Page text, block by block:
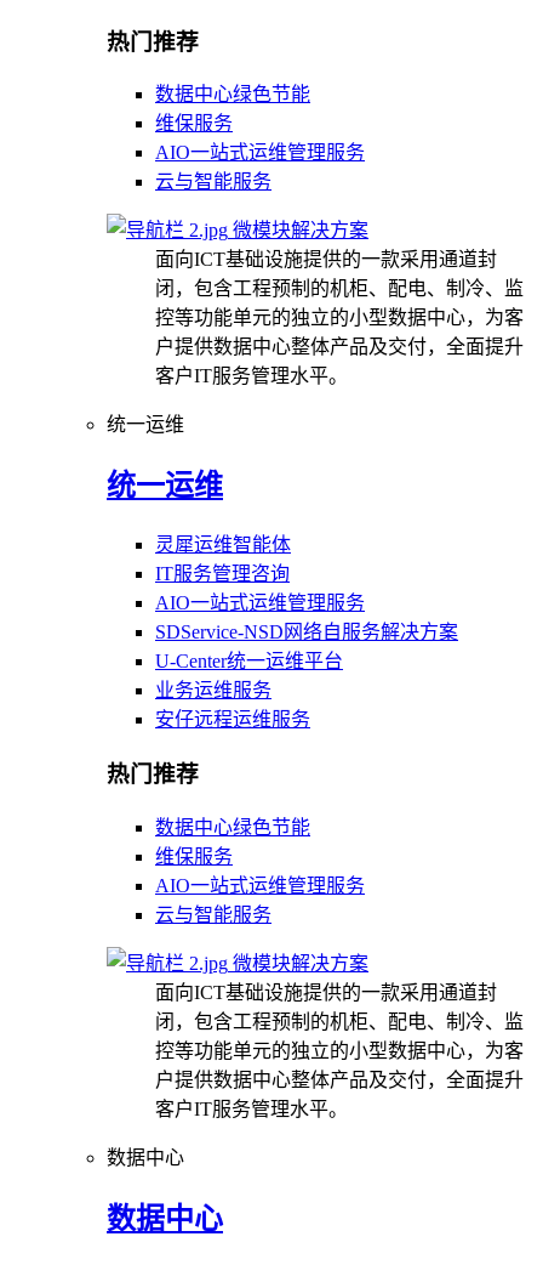
热门推荐
数据中心绿色节能
维保服务
AIO一站式运维管理服务
云与智能服务
微模块解决方案
面向ICT基础设施提供的一款采用通道封
闭，包含工程预制的机柜、配电、制冷、监
控等功能单元的独立的小型数据中心，为客
户提供数据中心整体产品及交付，全面提升
客户IT服务管理水平。
统一运维
统一运维
灵犀运维智能体
IT服务管理咨询
AIO一站式运维管理服务
SDService-NSD网络自服务解决方案
U-Center统一运维平台
业务运维服务
安仔远程运维服务
热门推荐
数据中心绿色节能
维保服务
AIO一站式运维管理服务
云与智能服务
微模块解决方案
面向ICT基础设施提供的一款采用通道封
闭，包含工程预制的机柜、配电、制冷、监
控等功能单元的独立的小型数据中心，为客
户提供数据中心整体产品及交付，全面提升
客户IT服务管理水平。
数据中心
数据中心